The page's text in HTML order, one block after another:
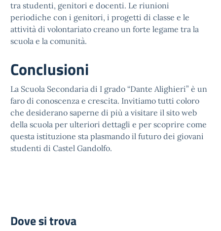
tra studenti, genitori e docenti. Le riunioni
periodiche con i genitori, i progetti di classe e le
attività di volontariato creano un forte legame tra la
scuola e la comunità.
Conclusioni
La Scuola Secondaria di I grado “Dante Alighieri” è un
faro di conoscenza e crescita. Invitiamo tutti coloro
che desiderano saperne di più a visitare il sito web
della scuola per ulteriori dettagli e per scoprire come
questa istituzione sta plasmando il futuro dei giovani
studenti di Castel Gandolfo.
Dove si trova